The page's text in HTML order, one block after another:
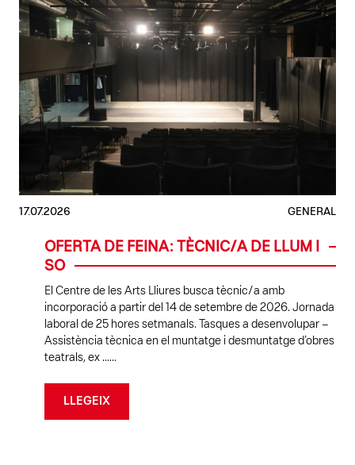
17.07.2026 GENERAL
OFERTA DE FEINA: TÈCNIC/A DE LLUM I
SO
El Centre de les Arts Lliures busca tècnic/a amb
incorporació a partir del 14 de setembre de 2026. Jornada
laboral de 25 hores setmanals. Tasques a desenvolupar –
Assistència tècnica en el muntatge i desmuntatge d’obres
teatrals, ex ......
LLEGEIX